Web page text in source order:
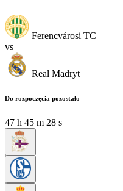
Ferencvárosi TC
vs
Real Madryt
Do rozpoczęcia pozostało
47 h 45 m 28 s